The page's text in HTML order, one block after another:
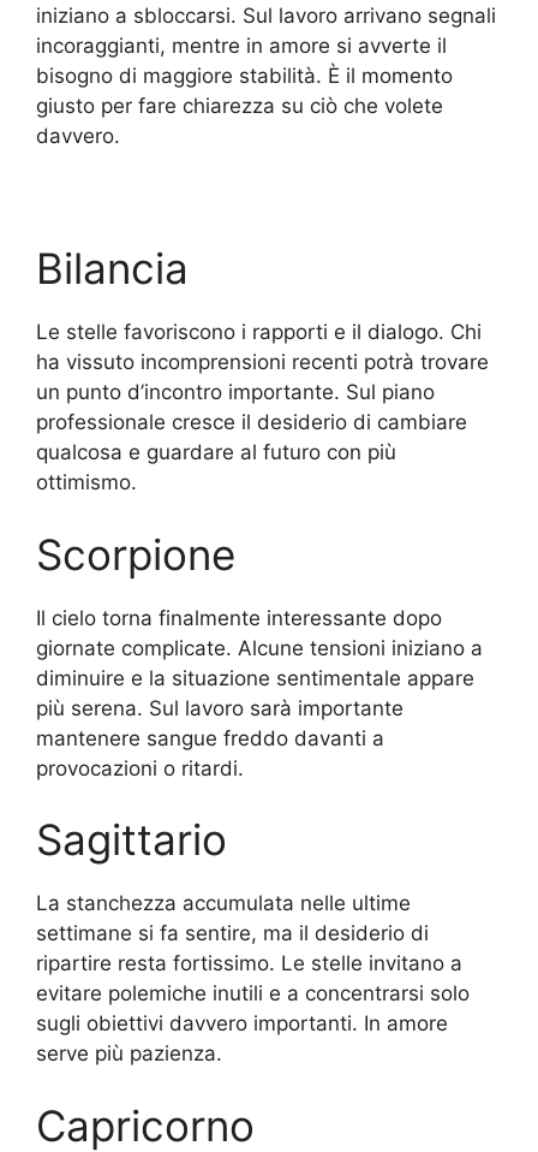
iniziano a sbloccarsi. Sul lavoro arrivano segnali
incoraggianti, mentre in amore si avverte il
bisogno di maggiore stabilità. È il momento
giusto per fare chiarezza su ciò che volete
davvero.
Bilancia
Le stelle favoriscono i rapporti e il dialogo. Chi
ha vissuto incomprensioni recenti potrà trovare
un punto d’incontro importante. Sul piano
professionale cresce il desiderio di cambiare
qualcosa e guardare al futuro con più
ottimismo.
Scorpione
Il cielo torna finalmente interessante dopo
giornate complicate. Alcune tensioni iniziano a
diminuire e la situazione sentimentale appare
più serena. Sul lavoro sarà importante
mantenere sangue freddo davanti a
provocazioni o ritardi.
Sagittario
La stanchezza accumulata nelle ultime
settimane si fa sentire, ma il desiderio di
ripartire resta fortissimo. Le stelle invitano a
evitare polemiche inutili e a concentrarsi solo
sugli obiettivi davvero importanti. In amore
serve più pazienza.
Capricorno